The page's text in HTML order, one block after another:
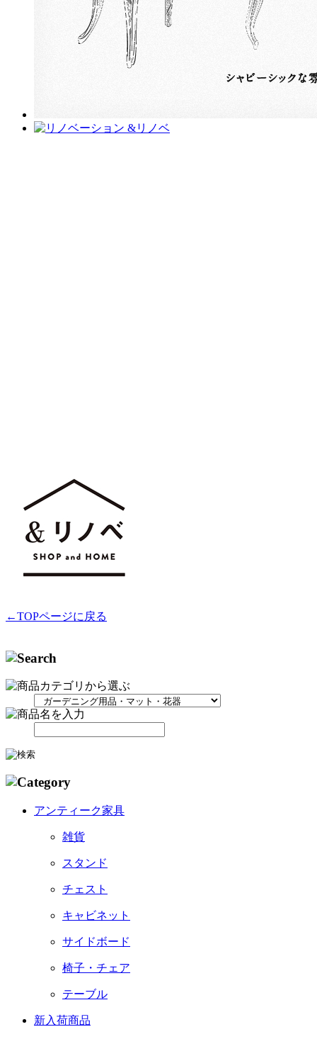
←TOPページに戻る
アンティーク家具
雑貨
スタンド
チェスト
キャビネット
サイドボード
椅子・チェア
テーブル
新入荷商品